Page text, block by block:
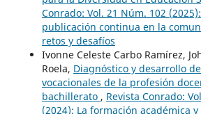
Conrado: Vol. 21 Núm. 102
publicación continua en la
retos y desafíos
Ivonne Celeste Carbo Ramírez,
Roela, Diagnóstico y desarrollo
vocacionales de la profesión
bachillerato , Revista Conrado:
(2024): La formación académica